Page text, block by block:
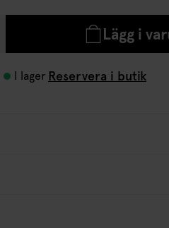
Lägg i
I lager Reservera i butik